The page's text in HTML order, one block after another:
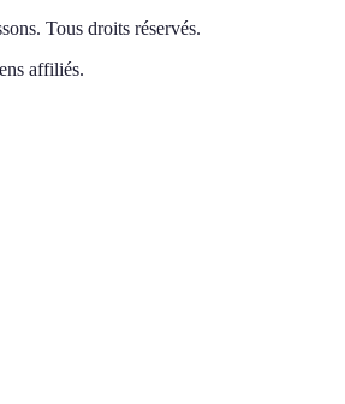
. Tous droits réservés.
affiliés.